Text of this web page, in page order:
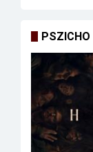
PSZICHO